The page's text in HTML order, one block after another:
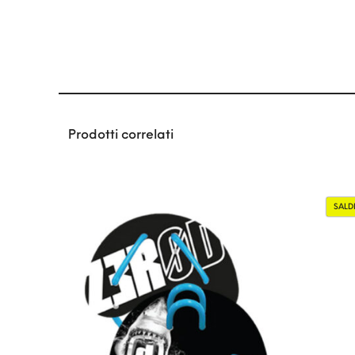
Prodotti correlati
SALDI